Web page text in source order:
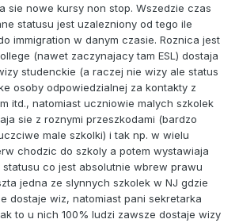
sie nowe kursy non stop. Wszedzie czas
statusu jest uzalezniony od tego ile
immigration w danym czasie. Roznica jest
(nawet zaczynajacy tam ESL) dostaja
studenckie (a raczej nie wizy ale status
osoby odpowiedzialnej za kontakty z
itd., natomiast uczniowie malych szkolek
sie z roznymi przeszkodami (bardzo
male szkolki) i tak np. w wielu
chodzic do szkoly a potem wystawiaja
statusu co jest absolutnie wbrew prawu
jedna ze slynnych szkolek w NJ gdzie
dostaje wiz, natomiast pani sekretarka
to u nich 100% ludzi zawsze dostaje wizy